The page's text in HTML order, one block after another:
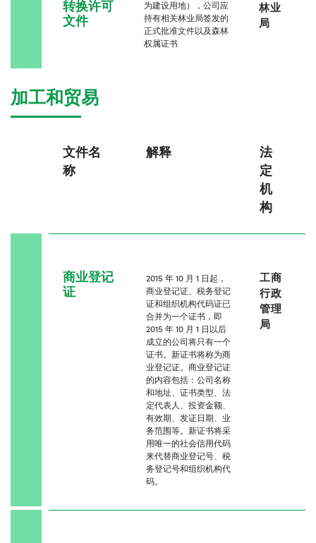
转换许可
文件
为建设用地），公司应
持有相关林业局签发的
正式批准文件以及森林
权属证书
林业
局
加工和贸易
文件名
称
解释
法
定
机
构
商业登记
证
2015 年 10 月 1 日起，
商业登记证、税务登记
证和组织机构代码证已
合并为一个证书，即
2015 年 10 月 1 日以后
成立的公司将只有一个
证书。新证书将称为商
业登记证。商业登记证
的内容包括：公司名称
和地址、证书类型、法
定代表人、投资金额、
有效期、发证日期、业
务范围等。新证书将采
用唯一的社会信用代码
来代替商业登记号、税
务登记号和组织机构代
码。
工商
行政
管理
局